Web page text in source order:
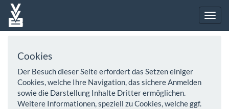
Cookies
Der Besuch dieser Seite erfordert das Setzen einiger
Cookies, welche Ihre Navigation, das sichere Anmelden
sowie die Darstellung Inhalte Dritter ermöglichen.
Weitere Informationen, speziell zu Cookies, welche ggf.